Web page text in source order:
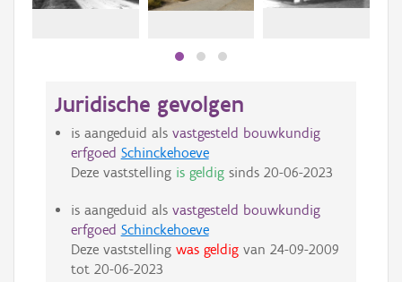
Juridische gevolgen
is aangeduid als vastgesteld bouwkundig
erfgoed Schinckehoeve
Deze vaststelling is geldigsinds 20-06-2023
is aangeduid als vastgesteld bouwkundig
erfgoed Schinckehoeve
Deze vaststelling was geldigvan 24-09-2009
tot 20-06-2023